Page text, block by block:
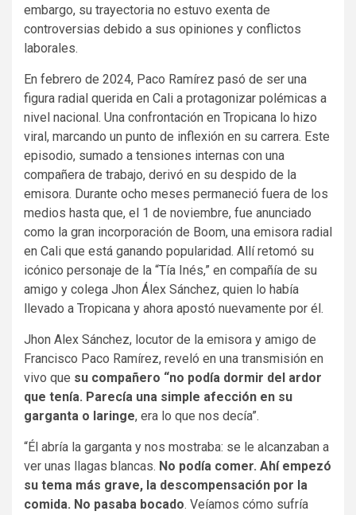
embargo, su trayectoria no estuvo exenta de
controversias debido a sus opiniones y conflictos
laborales.
En febrero de 2024, Paco Ramírez pasó de ser una
figura radial querida en Cali a protagonizar polémicas a
nivel nacional. Una confrontación en Tropicana lo hizo
viral, marcando un punto de inflexión en su carrera. Este
episodio, sumado a tensiones internas con una
compañera de trabajo, derivó en su despido de la
emisora. Durante ocho meses permaneció fuera de los
medios hasta que, el 1 de noviembre, fue anunciado
como la gran incorporación de Boom, una emisora radial
en Cali que está ganando popularidad. Allí retomó su
icónico personaje de la “Tía Inés,” en compañía de su
amigo y colega Jhon Álex Sánchez, quien lo había
llevado a Tropicana y ahora apostó nuevamente por él.
Jhon Alex Sánchez, locutor de la emisora y amigo de
Francisco Paco Ramírez, reveló en una transmisión en
vivo que su compañero “no podía dormir del ardor
que tenía. Parecía una simple afección en su
garganta o laringe, era lo que nos decía”.
“Él abría la garganta y nos mostraba: se le alcanzaban a
ver unas llagas blancas. No podía comer. Ahí empezó
su tema más grave, la descompensación por la
comida. No pasaba bocado. Veíamos cómo sufría